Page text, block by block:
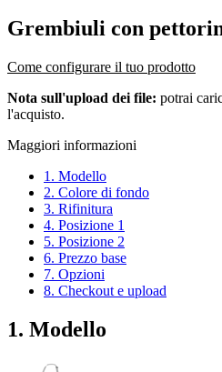
Grembiuli con
Come configurare il tuo prodotto
Nota sull'upload dei file: potrai
l'acquisto.
Maggiori informazioni
1. Modello
2. Colore di fondo
3. Rifinitura
4. Posizione 1
5. Posizione 2
6. Prezzo base
7. Opzioni
8. Checkout e upload
1. Modello